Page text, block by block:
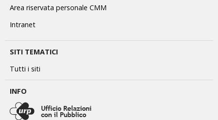
Area riservata personale CMM
Intranet
SITI TEMATICI
Tutti i siti
INFO